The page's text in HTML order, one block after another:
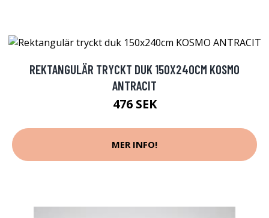
REKTANGULÄR TRYCKT DUK 150X240CM KOSMO
ANTRACIT
476 SEK
MER INFO!